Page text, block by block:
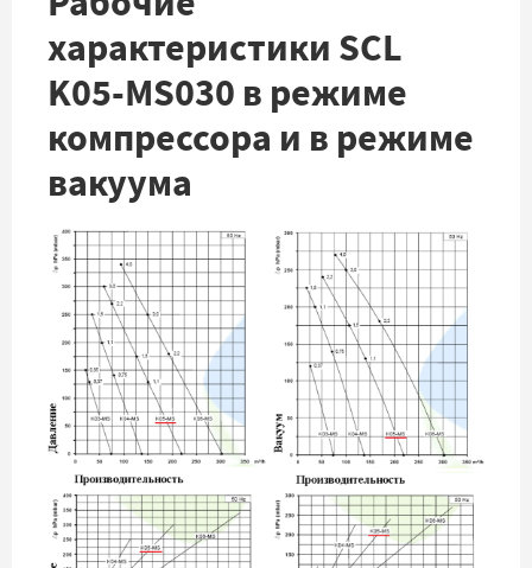
характеристики SCL
K05-MS030 в режиме
компрессора и в режиме
вакуума